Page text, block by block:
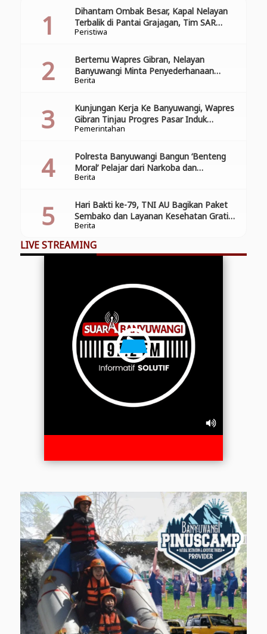
Peristiwa
Dihantam Ombak Besar, Kapal Nelayan
Terbalik di Pantai Grajagan, Tim SAR
Gabungan Laksanakan Operasi Pencarian
Berita
Bertemu Wapres Gibran, Nelayan
Banyuwangi Minta Penyederhanaan
Perizinan
Pemerintahan
Kunjungan Kerja Ke Banyuwangi, Wapres
Gibran Tinjau Progres Pasar Induk
Banyuwang
Berita
Polresta Banyuwangi Bangun ‘Benteng
Moral’ Pelajar dari Narkoba dan
Pelanggaran Lalu Lintas
Berita
Hari Bakti ke-79, TNI AU Bagikan Paket
Sembako dan Layanan Kesehatan Gratis
di Banyuwangi
LIVE STREAMING